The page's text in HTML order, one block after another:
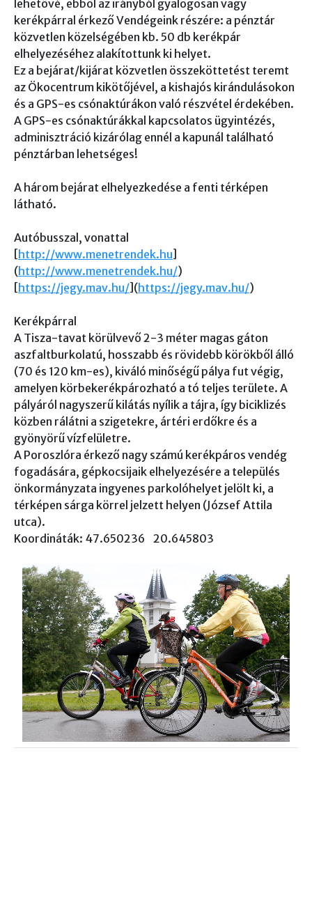
lehetővé, ebből az irányból gyalogosan vagy
kerékpárral érkező Vendégeink részére: a pénztár
közvetlen közelségében kb. 50 db kerékpár
elhelyezéséhez alakítottunk ki helyet.
Ez a bejárat/kijárat közvetlen összeköttetést teremt
az Ökocentrum kikötőjével, a kishajós kirándulásokon
és a GPS-es csónaktúrákon való részvétel érdekében.
A GPS-es csónaktúrákkal kapcsolatos ügyintézés,
adminisztráció kizárólag ennél a kapunál található
pénztárban lehetséges!
A három bejárat elhelyezkedése a fenti térképen
látható.
Autóbusszal, vonattal
[http://www.menetrendek.hu]
(http://www.menetrendek.hu/)
[https://jegy.mav.hu/](https://jegy.mav.hu/)
Kerékpárral
A Tisza-tavat körülvevő 2-3 méter magas gáton
aszfaltburkolatú, hosszabb és rövidebb körökből álló
(70 és 120 km-es), kiváló minőségű pálya fut végig,
amelyen körbekerékpározható a tó teljes területe. A
pályáról nagyszerű kilátás nyílik a tájra, így biciklizés
közben rálátni a szigetekre, ártéri erdőkre és a
gyönyörű vízfelületre.
A Poroszlóra érkező nagy számú kerékpáros vendég
fogadására, gépkocsijaik elhelyezésére a település
önkormányzata ingyenes parkolóhelyet jelölt ki, a
térképen sárga körrel jelzett helyen (József Attila
utca).
Koordináták: 47.650236 20.645803